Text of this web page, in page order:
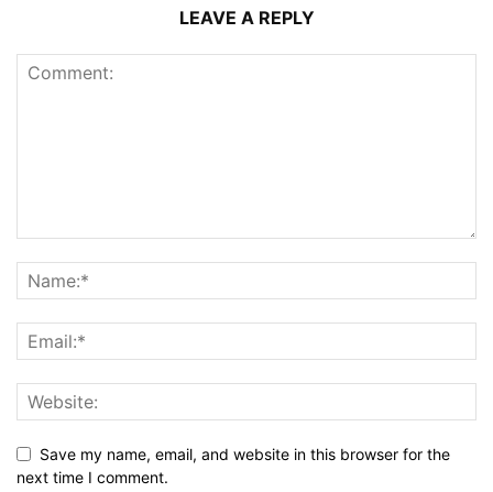
LEAVE A REPLY
Save my name, email, and website in this browser for the
next time I comment.